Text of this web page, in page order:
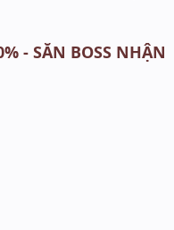
- SĂN BOSS NHẬN